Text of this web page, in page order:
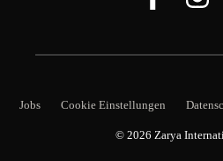
Jobs Cookie Einstellungen
© 2026 Zarya